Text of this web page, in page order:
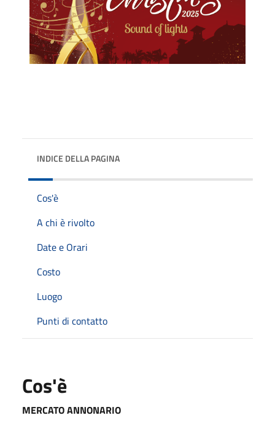
INDICE DELLA PAGINA
Cos'è
A chi è rivolto
Date e Orari
Costo
Luogo
Punti di contatto
Cos'è
MERCATO ANNONARIO